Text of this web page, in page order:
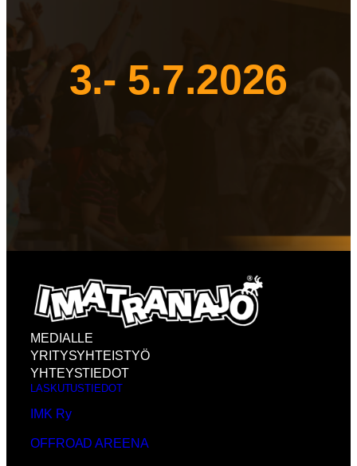
3.- 5.7.2026
MEDIALLE
YRITYSYHTEISTYÖ
YHTEYSTIEDOT
LASKUTUSTIEDOT
IMK Ry
OFFROAD AREENA